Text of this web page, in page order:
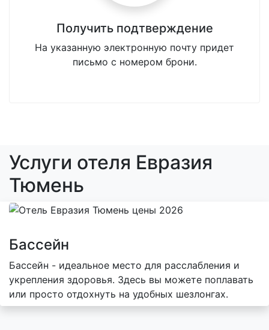
Получить подтверждение
На указанную электронную почту придет
письмо с номером брони.
Услуги отеля Евразия
Тюмень
Бассейн
Бассейн - идеальное место для расслабления и
укрепления здоровья. Здесь вы можете поплавать
или просто отдохнуть на удобных шезлонгах.